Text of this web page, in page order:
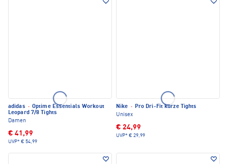
adidas · Optime Essentials Workout
Leopard 7/8 Tights
Damen
€ 41,99
UVP* € 54,99
Nike · Pro Dri-Fit kurze Tights
Unisex
€ 24,99
UVP* € 29,99